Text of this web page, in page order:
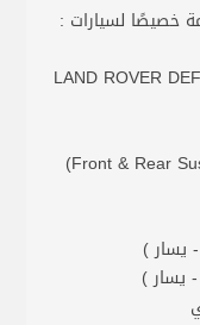
خصيصًا لسيارات :
LAND ROVER